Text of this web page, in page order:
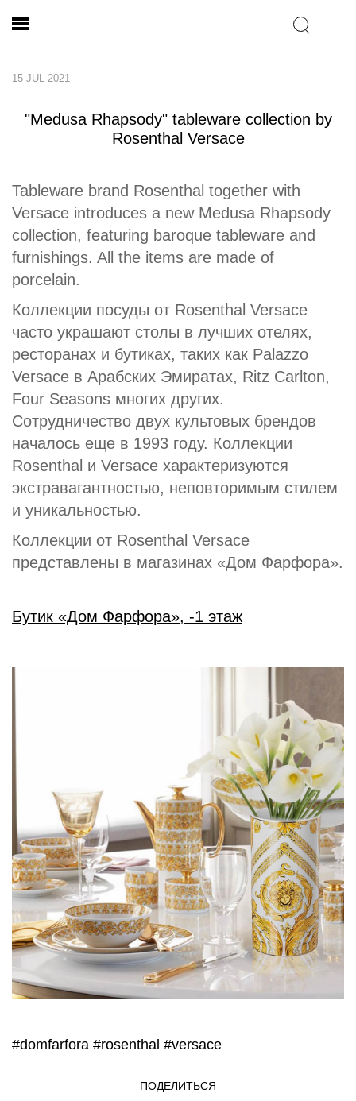
15 JUL 2021
"Medusa Rhapsody" tableware collection by
Rosenthal Versace
Tableware brand Rosenthal together with
Versace introduces a new Medusa Rhapsody
collection, featuring baroque tableware and
furnishings. All the items are made of
porcelain.
Коллекции посуды от Rosenthal Versace
часто украшают столы в лучших отелях,
ресторанах и бутиках, таких как Palazzo
Versace в Арабских Эмиратах, Ritz Carlton,
Four Seasons многих других.
Сотрудничество двух культовых брендов
началось еще в 1993 году. Коллекции
Rosenthal и Versace характеризуются
экстравагантностью, неповторимым стилем
и уникальностью.
Коллекции от Rosenthal Versace
представлены в магазинах «Дом Фарфора».
Бутик «Дом Фарфора», -1 этаж
#domfarfora #rosenthal #versace
ПОДЕЛИТЬСЯ